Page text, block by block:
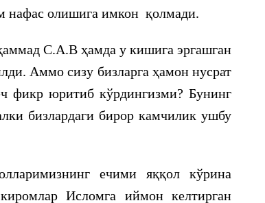
нафас олишига имкон қолмади.
С.А.В ҳамда у кишига эргашган
Аммо сизу бизларга ҳамон нусрат
фикр юритиб кўрдингизми? Бунинг
бизлардаги бирор камчилик ушбу
ечими яққол кўрина
Исломга иймон келтирган